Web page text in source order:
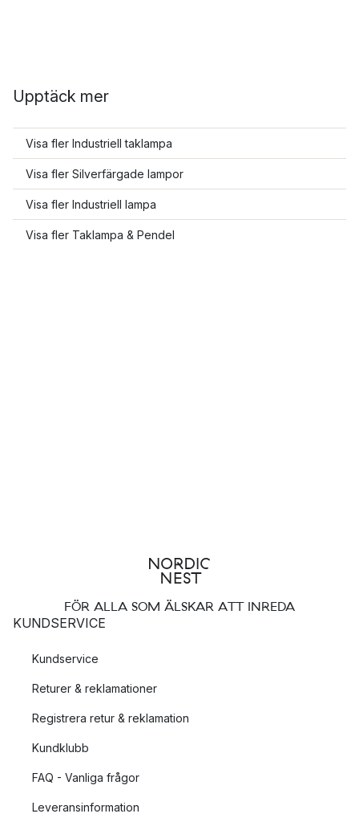
Upptäck mer
Visa fler Industriell taklampa
Visa fler Silverfärgade lampor
Visa fler Industriell lampa
Visa fler Taklampa & Pendel
FÖR ALLA SOM ÄLSKAR ATT INREDA
KUNDSERVICE
Kundservice
Returer & reklamationer
Registrera retur & reklamation
Kundklubb
FAQ - Vanliga frågor
Leveransinformation